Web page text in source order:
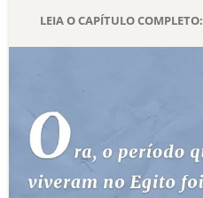
10 MANDAMENTOS
ESTUDOS BÍBLICOS
LEIA O CAPÍTULO COMPLETO: